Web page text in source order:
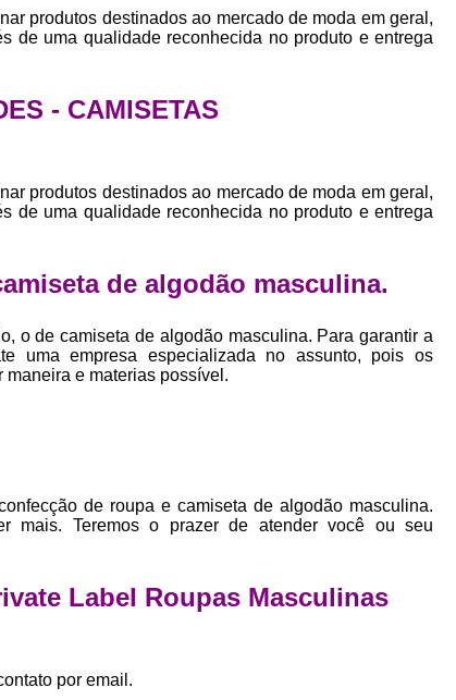
Private Label para Pequenas
Estamparia Digital de Camiseta
Estamparia Digital para Camisetas de
Estamparia Impressão Digital
Estamparia Têxtil Digital
Fabrica
produtos destinados ao mercado de moda em geral,
de uma qualidade reconhecida no produto e entrega
- CAMISETAS
produtos destinados ao mercado de moda em geral,
de uma qualidade reconhecida no produto e entrega
de algodão masculina.
o de camiseta de algodão masculina. Para garantir a
uma empresa especializada no assunto, pois os
e materias possível.
de roupa e camiseta de algodão masculina.
mais. Teremos o prazer de atender você ou seu
Label Roupas Masculinas
por email.